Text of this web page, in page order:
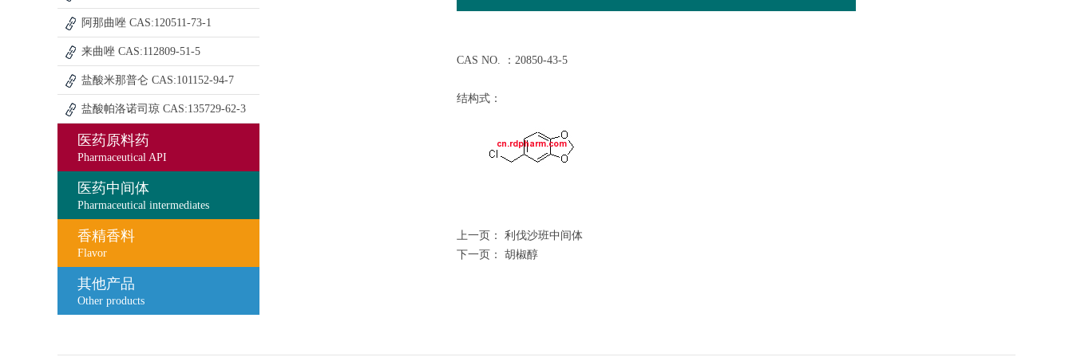
阿那曲唑 CAS:120511-73-1
来曲唑 CAS:112809-51-5
盐酸米那普仑 CAS:101152-94-7
盐酸帕洛诺司琼 CAS:135729-62-3
医药原料药
Pharmaceutical API
医药中间体
Pharmaceutical intermediates
香精香料
Flavor
其他产品
Other products
CAS NO. ：20850-43-5
结构式：
上一页：
利伐沙班中间体
下一页： 胡椒醇